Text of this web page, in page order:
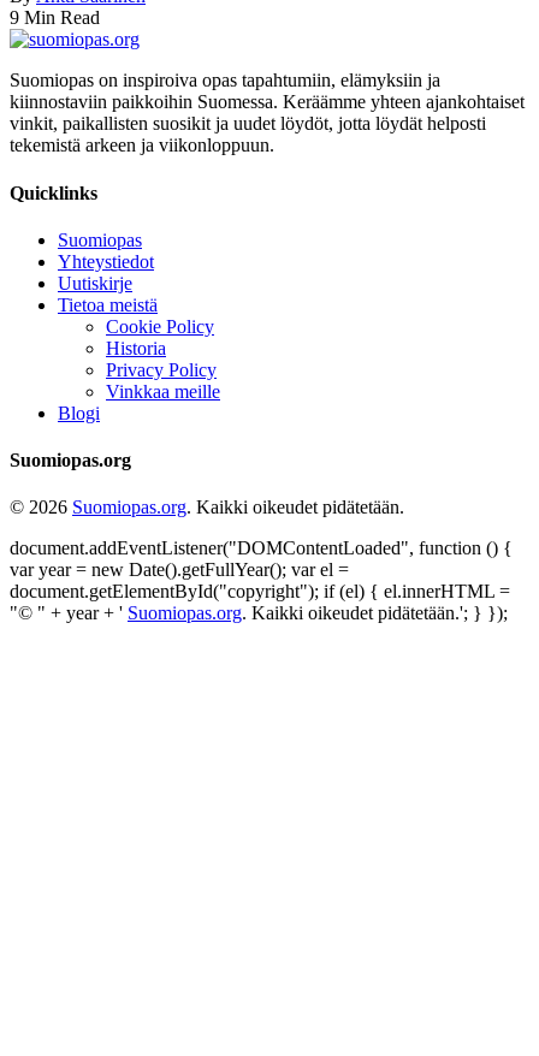
9 Min Read
Suomiopas on inspiroiva opas tapahtumiin, elämyksiin ja
kiinnostaviin paikkoihin Suomessa. Keräämme yhteen ajankohtaiset
vinkit, paikallisten suosikit ja uudet löydöt, jotta löydät helposti
tekemistä arkeen ja viikonloppuun.
Quicklinks
Suomiopas
Yhteystiedot
Uutiskirje
Tietoa meistä
Cookie Policy
Historia
Privacy Policy
Vinkkaa meille
Blogi
Suomiopas.org
© 2026 Suomiopas.org. Kaikki oikeudet pidätetään.
document.addEventListener("DOMContentLoaded", function () {
var year = new Date().getFullYear(); var el =
document.getElementById("copyright"); if (el) { el.innerHTML =
"© " + year + ' Suomiopas.org. Kaikki oikeudet pidätetään.'; } });